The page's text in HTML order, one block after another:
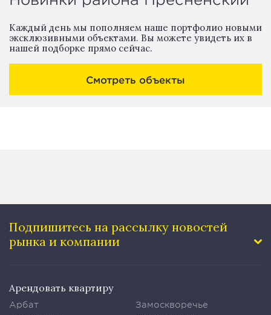
Каждый день мы пополняем наше портфолио новыми
эксклюзивными объектами. Вы можете увидеть их в
нашей подборке прямо сейчас.
Смотреть объекты
Подпишитесь на рассылку новостей
рынка и компании
Арендовать квартиру
Арбат
Замоскворечье